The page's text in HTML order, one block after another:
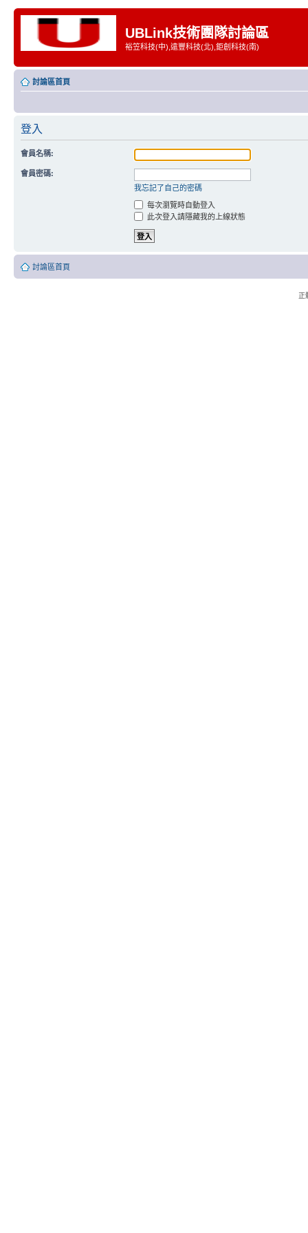
UBLink技術團隊討論區
裕笠科技(中),遠豐科技(北),鉅創科技(南)
討論區首頁
登入
會員名稱:
會員密碼:
我忘記了自己的密碼
每次瀏覽時自動登入
此次登入請隱藏我的上線狀態
討論區首頁
正